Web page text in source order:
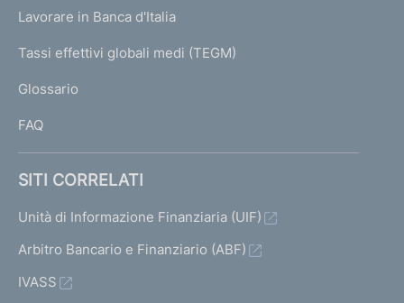
g
T
I
I
Lavorare in Banca d'Italia
Tassi effettivi globali medi (TEGM)
Glossario
FAQ
SITI CORRELATI
Unità di Informazione Finanziaria (UIF)
Arbitro Bancario e Finanziario (ABF)
IVASS